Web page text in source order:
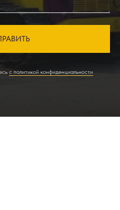
с политикой конфиденциальности